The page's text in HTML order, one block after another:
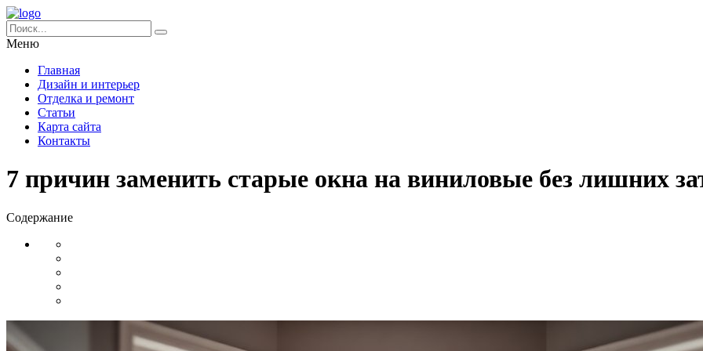
Меню
Главная
Дизайн и интерьер
Отделка и ремонт
Статьи
Карта сайта
Контакты
7 причин заменить старые окна на виниловые без лишних
Содержание